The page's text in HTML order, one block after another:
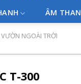
ÂM
NGOÀI TRỜI
T-300